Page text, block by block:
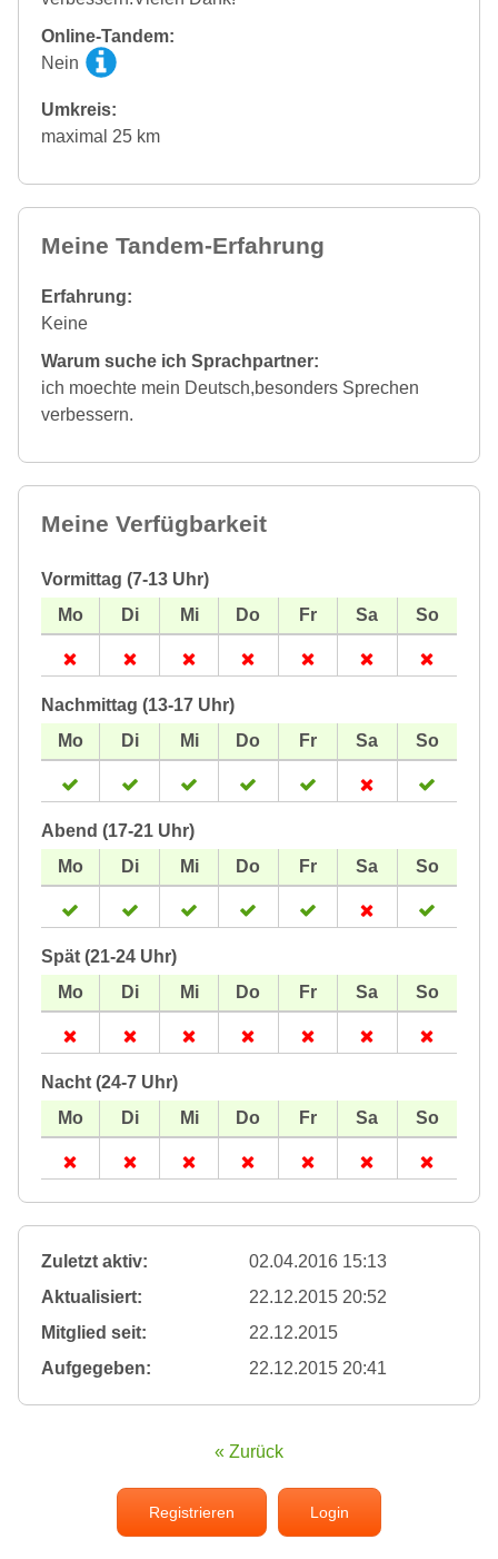
Online-Tandem:
Nein
Umkreis:
maximal 25 km
Meine Tandem-Erfahrung
Erfahrung:
Keine
Warum suche ich Sprachpartner:
ich moechte mein Deutsch,besonders Sprechen
verbessern.
Meine Verfügbarkeit
Vormittag (7-13 Uhr)
Nachmittag (13-17 Uhr)
Abend (17-21 Uhr)
Spät (21-24 Uhr)
Nacht (24-7 Uhr)
Zuletzt aktiv:
02.04.2016 15:13
Aktualisiert:
22.12.2015 20:52
Mitglied seit:
22.12.2015
Aufgegeben:
22.12.2015 20:41
« Zurück
Registrieren Login